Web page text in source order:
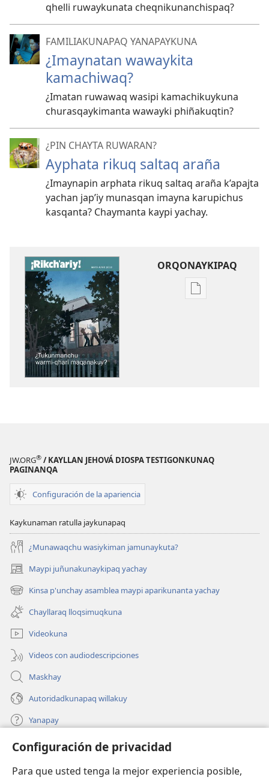
Configuración de privacidad
Para que usted tenga la mejor experiencia posible,
qhelli ruwaykunata cheqnikunanchispaq?
FAMILIAKUNAPAQ YANAPAYKUNA
¿Imaynatan wawaykita
kamachiwaq?
¿Imatan ruwawaq wasipi kamachikuykuna
churasqaykimanta wawayki phiñakuqtin?
¿PIN CHAYTA RUWARAN?
Ayphata rikuq saltaq araña
¿Imaynapin arphata rikuq saltaq araña k’apajta
yachan jap’iy munasqan imayna karupichus
kasqanta? Chaymanta kaypi yachay.
ORQONAYKIPAQ
Kaypi
JW.ORG® / KAYLLAN JEHOVÁ DIOSPA TESTIGONKUNAQ
PAGINANQA
Configuración de la apariencia
Kaykunaman ratulla jaykunapaq
¿Munawaqchu wasiykiman jamunaykuta?
Maypi juñunakunaykipaq yachay
(abre
una
nueva
ventana)
Kinsa p'unchay asamblea maypi aparikunanta yachay
(abre
una
nueva
ventana)
Chayllaraq lloqsimuqkuna
Videokuna
Videos con audiodescripciones
Maskhay
Autoridadkunapaq willakuy
Yanapay
Donacionta churanapaq
una